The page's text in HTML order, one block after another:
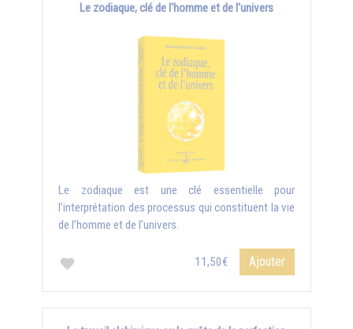
Le zodiaque, clé de l'homme et de l'univers
Le zodiaque est une clé essentielle pour
l’interprétation des processus qui constituent la vie
de l’homme et de l’univers.
11,50€ Ajouter